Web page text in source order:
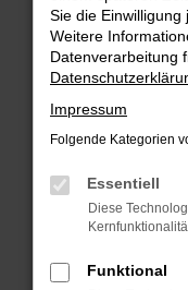
Überprüfe
Laden andere
Suchmaschine?
Prüfe deine
können das
verhindern.
anderen
Sie die Einwilligung
Weitere
Datenverarbeitung
Impressum
Folgende Kategorien
Essentiell
Diese
Funktional